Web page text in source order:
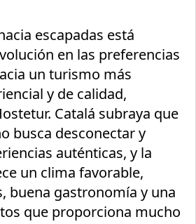
escapadas está
en las preferencias
un turismo más
y de calidad,
Catalá subraya que
busca desconectar y
auténticas, y la
un clima favorable,
buena gastronomía y una
que proporciona mucho